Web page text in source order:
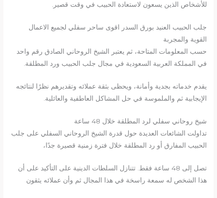
للأشخاص الذين يسعون لاستعادة الحبيب في وقت قصير.
جلب الحبيب العنيد بورق السدر اقوى ساحر سفلي لجميع الاعمال
القوية والمجربة
حسب المعلومات المتاحة، ثم يعتبر الشيخ الروحاني الصادق رقم واحد
في المملكة العربية السعودية في مجال جلب الحبيب ورد المطلقة.
يقدم خدماته بجدية وأمانة، ويحظى بثقة عملائه وتقديرهم نظرًا لنتائجه
الإيجابية ثم والملموسة في حل المشاكل العاطفية والعائلية.
شيخ روحاني سفلي لرد المطلقة خلال 48 ساعة
تداولت الشائعات العديدة حول قدرة الشيخ الروحاني السفلي على جلب
الحبيب المفارق أو رد المطلقة خلال فترة زمنية قصيرة جدًا،
تصل إلى 48 ساعة فقط. تتنازل السلطات الدينية على التأكيد على أن
هذا الشخص له سمعة راسخة في هذا المجال ثم وأن عملائه يثقون